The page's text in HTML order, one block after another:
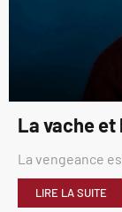
La vache
La vengeance
LIRE LA SUITE